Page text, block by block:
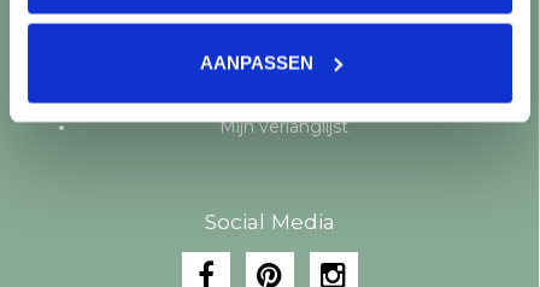
AANPASSEN
Mijn bestellingen
Mijn verlanglijst
Social Media